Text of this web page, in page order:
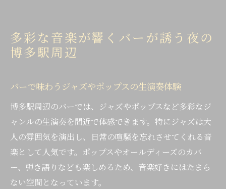
多彩な音楽が響くバーが誘う夜の
博多駅周辺
バーで味わうジャズやポップスの生演奏体験
博多駅周辺のバーでは、ジャズやポップスなど多彩なジ
ャンルの生演奏を間近で体感できます。特にジャズは大
人の雰囲気を演出し、日常の喧騒を忘れさせてくれる音
楽として人気です。ポップスやオールディーズのカバ
ー、弾き語りなども楽しめるため、音楽好きにはたまら
ない空間となっています。